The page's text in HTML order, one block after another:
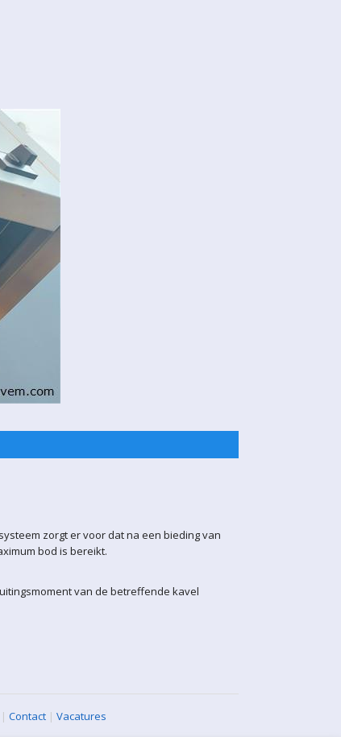
zorgt er voor dat na een bieding van
bod is bereikt.
van de betreffende kavel
| Contact | Vacatures